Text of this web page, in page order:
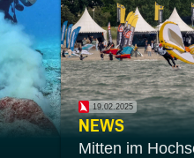
19.02.2025
NEWS
Mitten im